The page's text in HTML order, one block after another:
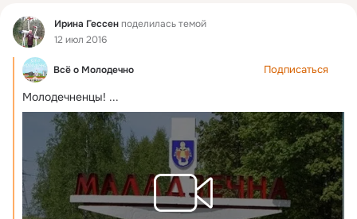
Фид Ирина Гессенподелилась темой
12 июл 2016
Всё о Молодечно Подписаться
Молодечненцы! ...